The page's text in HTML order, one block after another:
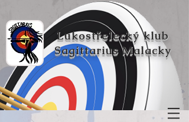
Lukostřelecký klub
Sagittarius Malacky